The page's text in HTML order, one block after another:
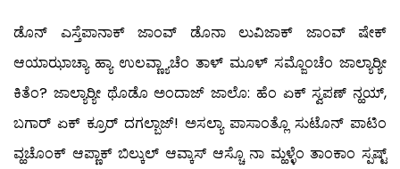
ಡೊನ್ ಎಸ್ತೆಪಾನಾಕ್ ಜಾಂವ್ ಡೊನಾ ಲುವಿಜಾಕ್ ಜಾಂವ್ ಷೇಕ್
ಆಯಾಝಾಚ್ಯಾ ಹ್ಯಾ ಉಲವ್ಣ್ಯಾಚೆಂ ತಾಳ್ ಮೂಳ್ ಸಮ್ಜೊಂಚೆಂ ಜಾಲ್ಯಾರ್‍ಯೀ
ಕಿತೆಂ? ಜಾಲ್ಯಾರ್‍ಯೀ ಥೊಡೊ ಅಂದಾಜ್ ಜಾಲೊ: ಹೆಂ ಏಕ್ ಸ್ವಪಣ್ ನ್ಹಯ್,
ಬಗಾರ್ ಏಕ್ ಕ್ರೂರ್ ದಗಲ್ಬಾಜ್! ಅಸಲ್ಯಾ ಪಾಸಾಂತ್ಲೊ ಸುಟೊನ್ ಪಾಟಿಂ
ವ್ಹಚೊಂಕ್ ಆಪ್ಣಾಕ್ ಬಿಲ್ಕುಲ್ ಆವ್ಕಾಸ್ ಆಸ್ಚೊ ನಾ ಮ್ಹಳ್ಳೆಂ ತಾಂಕಾಂ ಸ್ಪಷ್ಟ್